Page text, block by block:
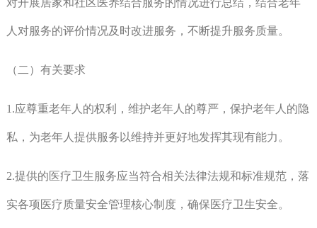
人对服务的评价情况及时改进服务，不断提升服务质量。
（二）有关要求
1.应尊重老年人的权利，维护老年人的尊严，保护老年人的隐
私，为老年人提供服务以维持并更好地发挥其现有能力。
2.提供的医疗卫生服务应当符合相关法律法规和标准规范，落
实各项医疗质量安全管理核心制度，确保医疗卫生安全。